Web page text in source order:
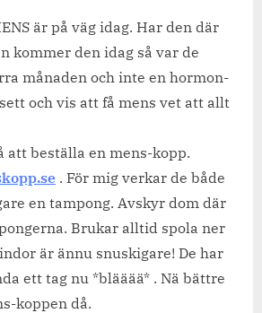
är på väg idag. Har den där
kommer den idag så var de
månaden och inte en hormon-
och vis att få mens vet att allt
att beställa en mens-kopp.
. För mig verkar de både
en tampong. Avskyr dom där
Brukar alltid spola ner
är ännu snuskigare! De har
ett tag nu *blääää* . Nä bättre
koppen då.